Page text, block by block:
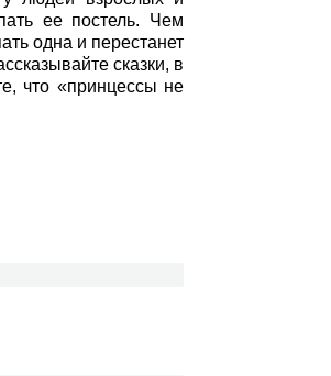
ее постель. Чем
одна и перестанет
сказки, в
что «принцессы не